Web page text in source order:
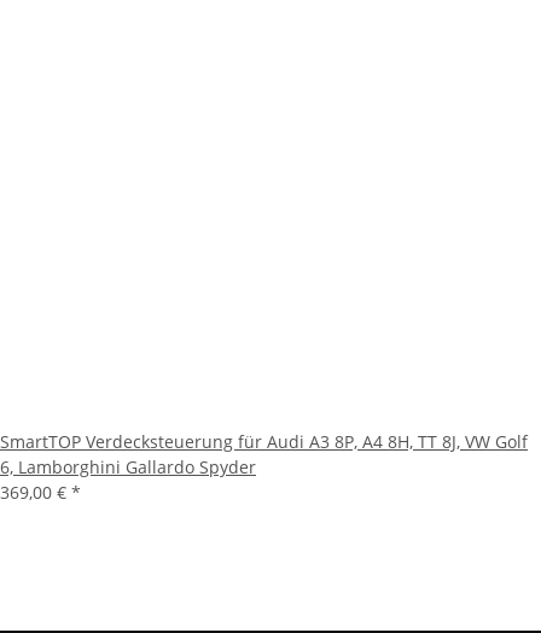
SmartTOP Verdecksteuerung für Audi A3 8P, A4 8H, TT 8J, VW Golf
6, Lamborghini Gallardo Spyder
369,00 € *